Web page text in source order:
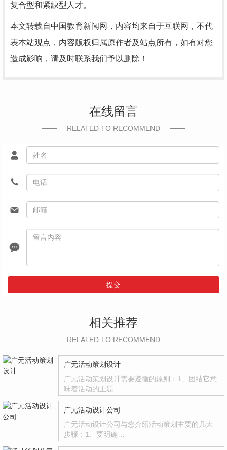
复合型和紧缺型人才。
本文转载自中国教育新闻网，内容均来自于互联网，不代
表本站观点，内容版权归属原作者及站点所有，如有对您
造成影响，请及时联系我们予以删除！
在线留言
RELATED TO RECOMMEND
提交
相关推荐
RELATED TO RECOMMEND
广元活动策划设计
广元活动策划设计需要遵循的原则：1、团结它意
味着活动的主题…
广元活动设计公司
广元活动设计公司与您介绍活动策划主要的几大
步骤：1、要明确…